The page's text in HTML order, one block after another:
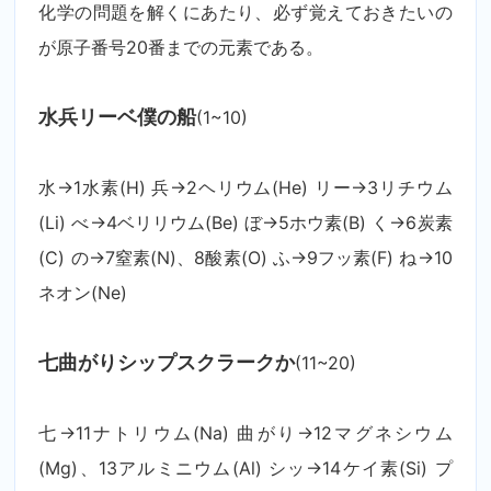
化学の問題を解くにあたり、必ず覚えておきたいの
が原子番号20番までの元素である。
水兵リーベ僕の船(1~10)
水→1水素(H) 兵→2ヘリウム(He) リー→3リチウム
(Li) べ→4ベリリウム(Be) ぼ→5ホウ素(B) く→6炭素
(C) の→7窒素(N)、8酸素(O) ふ→9フッ素(F) ね→10
ネオン(Ne)
七曲がりシップスクラークか(11~20)
七→11ナトリウム(Na) 曲がり→12マグネシウム
(Mg)、13アルミニウム(Al) シッ→14ケイ素(Si) プ